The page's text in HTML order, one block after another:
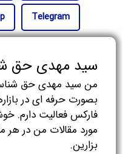
Telegram
سید مهدی حق
بصورت حرفه ای در
فارکس فعالیت دارم.
مورد مقالات من در هر
بزارین.